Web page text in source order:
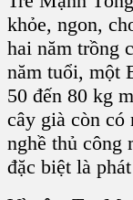
khỏe, ngon,
hai năm trồng
năm tuổi, một
50 đến 80 kg
cây già còn có
nghề thủ công
đặc biệt là